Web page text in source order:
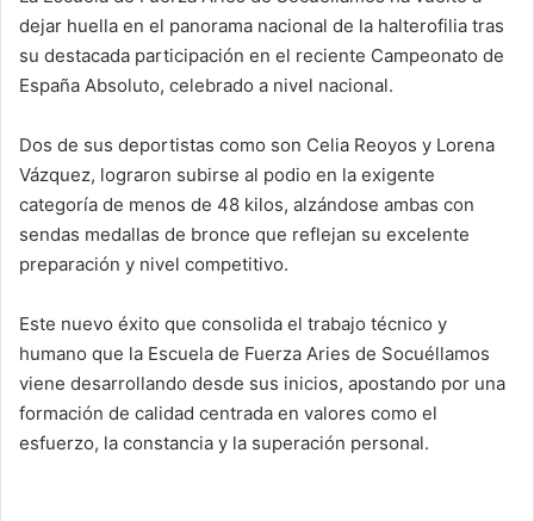
dejar huella en el panorama nacional de la halterofilia tras
su destacada participación en el reciente Campeonato de
España Absoluto, celebrado a nivel nacional.
Dos de sus deportistas como son Celia Reoyos y Lorena
Vázquez, lograron subirse al podio en la exigente
categoría de menos de 48 kilos, alzándose ambas con
sendas medallas de bronce que reflejan su excelente
preparación y nivel competitivo.
Este nuevo éxito que consolida el trabajo técnico y
humano que la Escuela de Fuerza Aries de Socuéllamos
viene desarrollando desde sus inicios, apostando por una
formación de calidad centrada en valores como el
esfuerzo, la constancia y la superación personal.